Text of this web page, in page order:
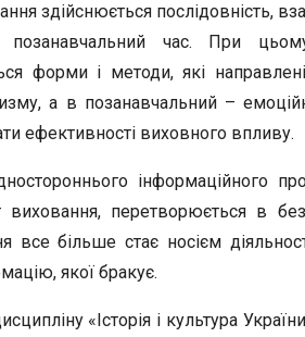
здійснюється послідовність,
позанавчальний час. При
форми і методи, які
а в позанавчальний –
ефективності виховного впливу.
інформаційного
виховання, перетворюється в
все більше стає носієм
якої бракує.
«Історія і культура